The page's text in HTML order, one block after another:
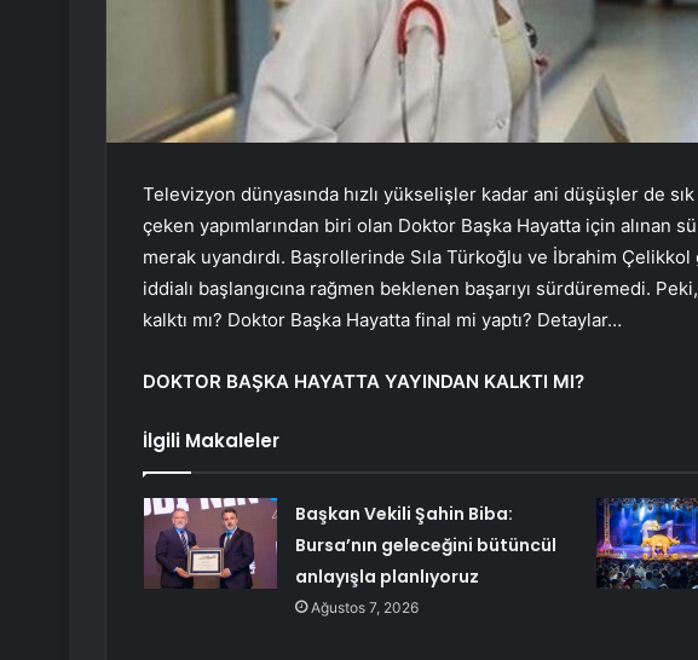
Televizyon dünyasında hızlı yükselişler kadar ani düşüşler de
çeken yapımlarından biri olan Doktor Başka Hayatta için alınan
merak uyandırdı. Başrollerinde Sıla Türkoğlu ve İbrahim
iddialı başlangıcına rağmen beklenen başarıyı sürdüremedi.
kalktı mı? Doktor Başka Hayatta final mi yaptı? Detaylar…
DOKTOR BAŞKA HAYATTA YAYINDAN KALKTI MI?
İlgili Makaleler
Başkan Vekili Şahin Biba:
Bursa’nın geleceğini bütüncül
anlayışla planlıyoruz
Ağustos 7, 2026